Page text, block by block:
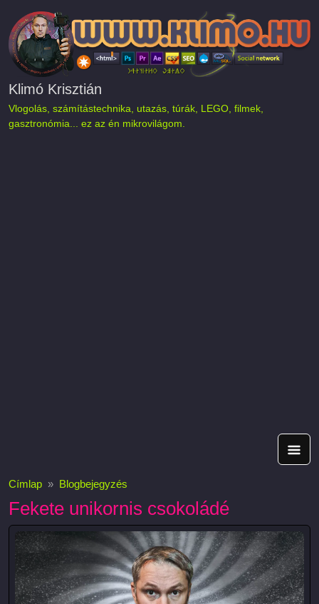
Klimó Krisztián
Vlogolás, számítástechnika, utazás, túrák, LEGO, filmek,
gasztronómia... ez az én mikrovilágom.
Címlap Blogbejegyzés
Fekete unikornis csokoládé